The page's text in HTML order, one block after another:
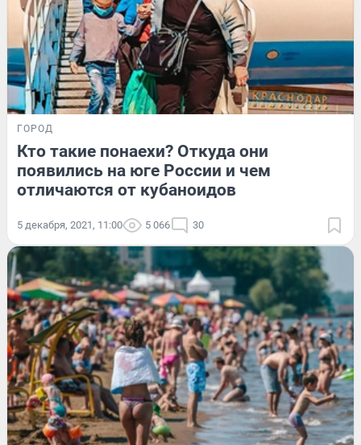
ГОРОД
Кто такие понаехи? Откуда они
появились на юге России и чем
отличаются от кубаноидов
5 декабря, 2021, 11:00 5 066 30